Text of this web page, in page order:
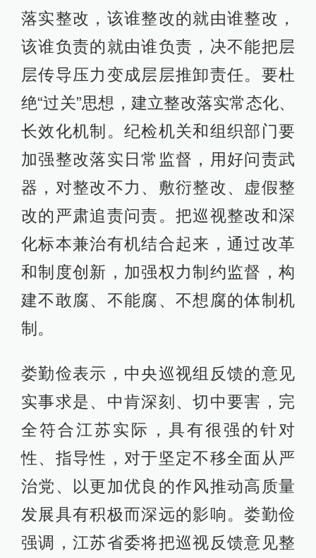
落实整改，该谁整改的就由谁整改，
该谁负责的就由谁负责，决不能把层
层传导压力变成层层推卸责任。要杜
绝“过关”思想，建立整改落实常态化、
长效化机制。纪检机关和组织部门要
加强整改落实日常监督，用好问责武
器，对整改不力、敷衍整改、虚假整
改的严肃追责问责。把巡视整改和深
化标本兼治有机结合起来，通过改革
和制度创新，加强权力制约监督，构
建不敢腐、不能腐、不想腐的体制机
制。
娄勤俭表示，中央巡视组反馈的意见
实事求是、中肯深刻、切中要害，完
全符合江苏实际，具有很强的针对
性、指导性，对于坚定不移全面从严
治党、以更加优良的作风推动高质量
发展具有积极而深远的影响。娄勤俭
强调，江苏省委将把巡视反馈意见整